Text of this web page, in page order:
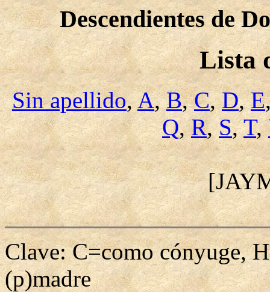
Descendientes de
Lista
Sin apellido,A,B,C,D,E
Q,R,S,T,
Clave: C=como cónyuge,
(p)madre